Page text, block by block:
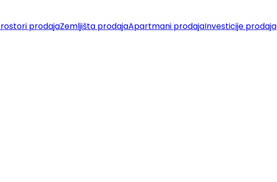
prodajaZemljišta prodajaApartmani prodajaInvesticije prodaja